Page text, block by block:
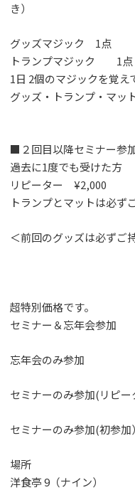
き）
グッズマジック 1点
トランプマジック 1点
1日 2個のマジックを覚え
グッズ・トランプ・マッ
■２回目以降セミナー参
過去に1度でも受けた方
リピーター ¥2,000
トランプとマットは必ず
＜前回のグッズは必ずご
超特別価格です。
セミナー＆忘年会参加
忘年会のみ参加 合
セミナーのみ参加(リピ
セミナーのみ参加(初参
場所
洋食亭 9（ナイン）